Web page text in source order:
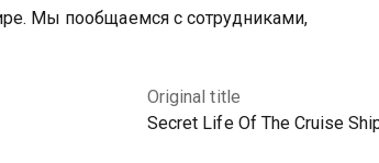
Мы пообщаемся с сотрудниками,
Original title
Secret Life Of The Cruise